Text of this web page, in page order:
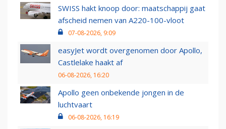
SWISS hakt knoop door: maatschappij gaat
afscheid nemen van A220-100-vloot
07-08-2026, 9:09
easyJet wordt overgenomen door Apollo,
Castlelake haakt af
06-08-2026, 16:20
Apollo geen onbekende jongen in de
luchtvaart
06-08-2026, 16:19